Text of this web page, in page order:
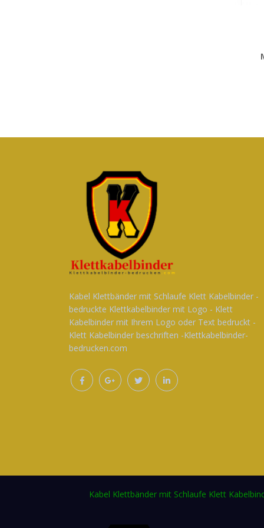
Kabel Klettbänder mit Schlaufe Klett Kabelbinder -
bedruckte Klettkabelbinder mit Logo - Klett
Kabelbinder mit Ihrem Logo oder Text bedruckt -
Klett Kabelbinder beschriften -Klettkabelbinder-
bedrucken.com
Kabel Klettbänder mit Schlaufe Klett